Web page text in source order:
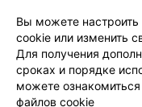
Вы можете
cookie или изменить
Для получения
сроках и порядке
можете
файлов cookie